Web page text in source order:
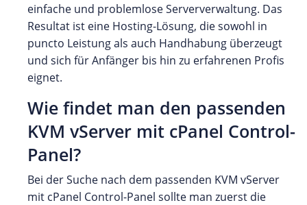
einfache und problemlose Serververwaltung. Das
Resultat ist eine Hosting-Lösung, die sowohl in
puncto Leistung als auch Handhabung überzeugt
und sich für Anfänger bis hin zu erfahrenen Profis
eignet.
Wie findet man den passenden
KVM vServer mit cPanel Control-
Panel?
Bei der Suche nach dem passenden KVM vServer
mit cPanel Control-Panel sollte man zuerst die